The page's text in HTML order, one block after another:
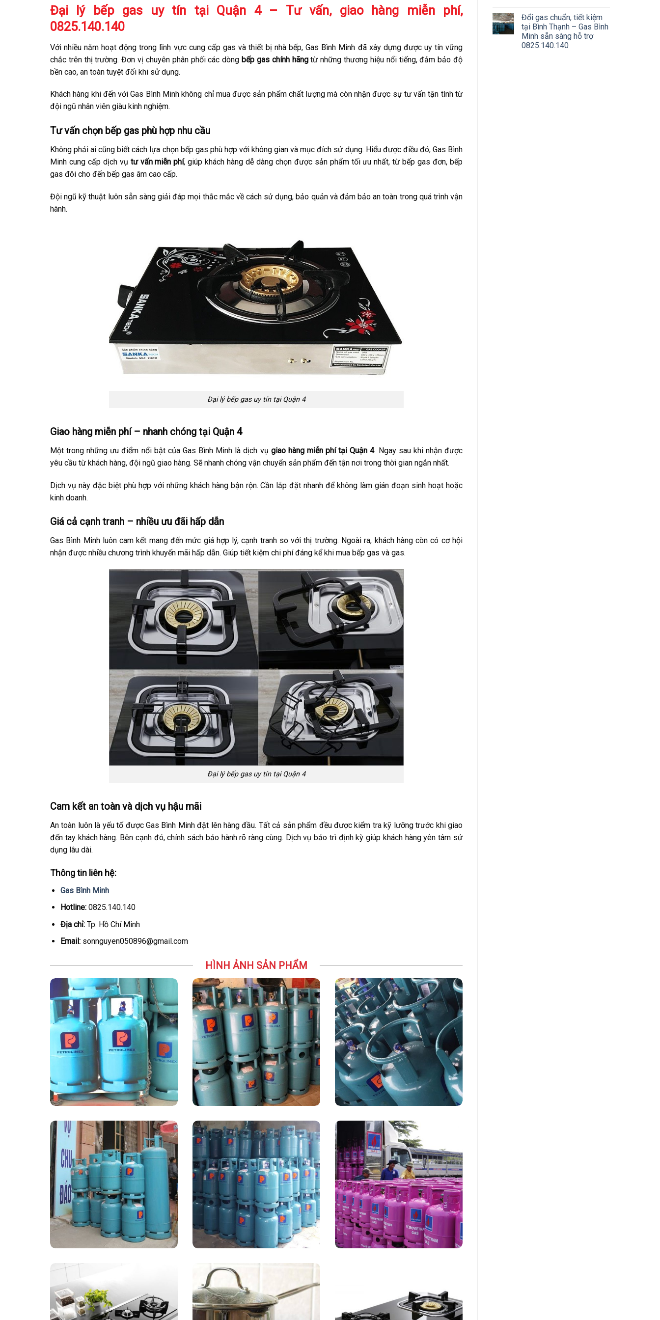
Đại lý bếp gas uy tín tại Quận 4 – Tư vấn, giao hàng miễn phí,
0825.140.140
Với nhiều năm hoạt động trong lĩnh vực cung cấp gas và thiết bị nhà bếp, Gas Bình Minh đã xây dựng được uy tín vững
chắc trên thị trường. Đơn vị chuyên phân phối các dòngbếp gas chính hãngtừ những thương hiệu nổi tiếng, đảm bảo độ
bền cao, an toàn tuyệt đối khi sử dụng.
Khách hàng khi đến với Gas Bình Minh không chỉ mua được sản phẩm chất lượng mà còn nhận được sự tư vấn tận tình từ
đội ngũ nhân viên giàu kinh nghiệm.
Tư vấn chọn bếp gas phù hợp nhu cầu
Không phải ai cũng biết cách lựa chọn bếp gas phù hợp với không gian và mục đích sử dụng. Hiểu được điều đó, Gas Bình
Minh cung cấp dịch vụ tư vấn miễn phí, giúp khách hàng dễ dàng chọn được sản phẩm tối ưu nhất, từ bếp gas đơn, bếp
gas đôi cho đến bếp gas âm cao cấp.
Đội ngũ kỹ thuật luôn sẵn sàng giải đáp mọi thắc mắc về cách sử dụng, bảo quản và đảm bảo an toàn trong quá trình vận
hành.
Đại lý bếp gas uy tín tại Quận 4
Giao hàng miễn phí – nhanh chóng tại Quận 4
Một trong những ưu điểm nổi bật của Gas Bình Minh là dịch vụ giao hàng miễn phí tại Quận 4. Ngay sau khi nhận được
yêu cầu từ khách hàng, đội ngũ giao hàng. Sẽ nhanh chóng vận chuyển sản phẩm đến tận nơi trong thời gian ngắn nhất.
Dịch vụ này đặc biệt phù hợp với những khách hàng bận rộn. Cần lắp đặt nhanh để không làm gián đoạn sinh hoạt hoặc
kinh doanh.
Giá cả cạnh tranh – nhiều ưu đãi hấp dẫn
Gas Bình Minh luôn cam kết mang đến mức giá hợp lý, cạnh tranh so với thị trường. Ngoài ra, khách hàng còn có cơ hội
nhận được nhiều chương trình khuyến mãi hấp dẫn. Giúp tiết kiệm chi phí đáng kể khi mua bếp gas và gas.
Đại lý bếp gas uy tín tại Quận 4
Cam kết an toàn và dịch vụ hậu mãi
An toàn luôn là yếu tố được Gas Bình Minh đặt lên hàng đầu. Tất cả sản phẩm đều được kiểm tra kỹ lưỡng trước khi giao
đến tay khách hàng. Bên cạnh đó, chính sách bảo hành rõ ràng cùng. Dịch vụ bảo trì định kỳ giúp khách hàng yên tâm sử
dụng lâu dài.
Thông tin liên hệ:
Gas Bình Minh
Hotline:0825.140.140
Địa chỉ:Tp. Hồ Chí Minh
Email:sonnguyen050896@gmail.com
HÌNH ẢNH SẢN PHẨM
Đổi gas chuẩn, tiết kiệm
tại Bình Thạnh – Gas Bình
Minh sẵn sàng hỗ trợ
0825.140.140